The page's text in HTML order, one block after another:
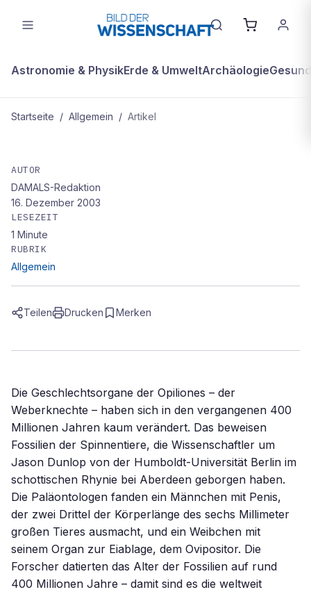
Astronomie & PhysikErde & UmweltArchäologie
Startseite / Allgemein / Artikel
Älteste Genitalien entdeckt
AUTOR
DAMALS-Redaktion
16. Dezember 2003
LESEZEIT
1 Minute
RUBRIK
Allgemein
Teilen Drucken Merken
Die Geschlechtsorgane der Opiliones – der
Weberknechte – haben sich in den vergangenen 400
Millionen Jahren kaum verändert. Das beweisen
Fossilien der Spinnentiere, die Wissenschaftler um
Jason Dunlop von der Humboldt-Universität Berlin im
schottischen Rhynie bei Aberdeen geborgen haben.
Die Paläontologen fanden ein Männchen mit Penis,
der zwei Drittel der Körperlänge des sechs Millimeter
großen Tieres ausmacht, und ein Weibchen mit
seinem Organ zur Eiablage, dem Ovipositor. Die
Forscher datierten das Alter der Fossilien auf rund
400 Millionen Jahre – damit sind es die weltweit